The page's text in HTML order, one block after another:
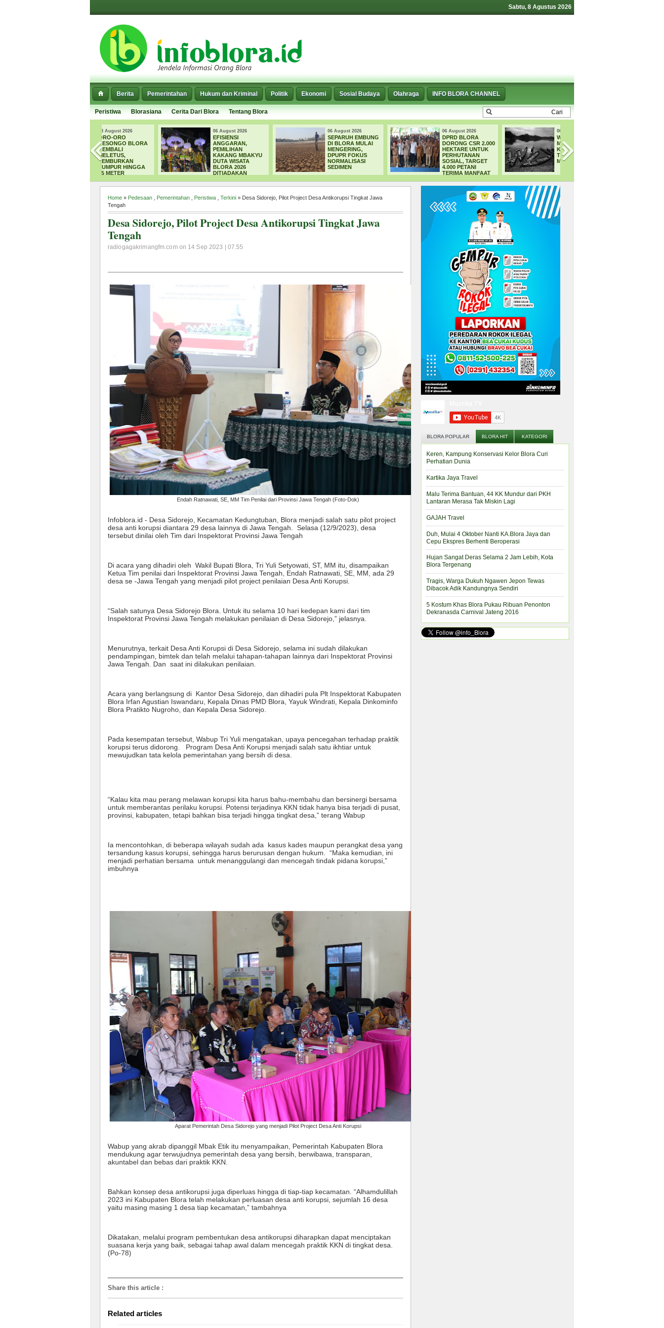
Sabtu, 8 Agustus 2026
Berita Pemerintahan Hukum dan Kriminal Politik Ekonomi Sosial Budaya Olahraga INFO BLORA CHANNEL
Peristiwa Blorasiana Cerita Dari Blora Tentang Blora
06 August 2026
EFISIENSI
ANGGARAN,
PEMILIHAN
KAKANG MBAKYU
DUTA WISATA
BLORA 2026
DITIADAKAN
SEPARUH EMBUNG
DI BLORA MULAI
MENGERING,
DPUPR FOKUS
NORMALISASI
SEDIMEN
06 August 2026
DPRD BLORA
DORONG CSR 2.000
HEKTARE UNTUK
PERHUTANAN
SOSIAL, TARGET
4.000 PETANI
TERIMA MANFAAT
06 August 2026
WADUK GRENENG
MENELAN
KORBAN, PELAJAR
TEWAS SAAT
MENCARI IKAN
Home » Pedesaan Pemerintahan Peristiwa Terkini » Desa Sidorejo, Pilot Project Desa Antikorupsi Tingkat Jawa
Tengah
Desa Sidorejo, Pilot Project Desa Antikorupsi Tingkat Jawa
Tengah
radiogagakrimangfm.com on 14 Sep 2023 | 07.55
Endah Ratnawati, SE, MM Tim Penilai dari Provinsi Jawa Tengah (Foto-Dok)
Infoblora.id - Desa Sidorejo, Kecamatan Kedungtuban, Blora menjadi salah satu pilot project
desa anti korupsi diantara 29 desa lainnya di Jawa Tengah. Selasa (12/9/2023), desa
tersebut dinilai oleh Tim dari Inspektorat Provinsi Jawa Tengah
Di acara yang dihadiri oleh Wakil Bupati Blora, Tri Yuli Setyowati, ST, MM itu, disampaikan
Ketua Tim penilai dari Inspektorat Provinsi Jawa Tengah, Endah Ratnawati, SE, MM, ada 29
desa se -Jawa Tengah yang menjadi pilot project penilaian Desa Anti Korupsi.
“Salah satunya Desa Sidorejo Blora. Untuk itu selama 10 hari kedepan kami dari tim
Inspektorat Provinsi Jawa Tengah melakukan penilaian di Desa Sidorejo,” jelasnya.
Menurutnya, terkait Desa Anti Korupsi di Desa Sidorejo, selama ini sudah dilakukan
pendampingan, bimtek dan telah melalui tahapan-tahapan lainnya dari Inspektorat Provinsi
Jawa Tengah. Dan saat ini dilakukan penilaian.
Acara yang berlangsung di Kantor Desa Sidorejo, dan dihadiri pula Plt Inspektorat Kabupaten
Blora Irfan Agustian Iswandaru, Kepala Dinas PMD Blora, Yayuk Windrati, Kepala Dinkominfo
Blora Pratikto Nugroho, dan Kepala Desa Sidorejo.
Pada kesempatan tersebut, Wabup Tri Yuli mengatakan, upaya pencegahan terhadap praktik
korupsi terus didorong. Program Desa Anti Korupsi menjadi salah satu ikhtiar untuk
mewujudkan tata kelola pemerintahan yang bersih di desa.
“Kalau kita mau perang melawan korupsi kita harus bahu-membahu dan bersinergi bersama
untuk memberantas perilaku korupsi. Potensi terjadinya KKN tidak hanya bisa terjadi di pusat,
provinsi, kabupaten, tetapi bahkan bisa terjadi hingga tingkat desa,” terang Wabup
Ia mencontohkan, di beberapa wilayah sudah ada kasus kades maupun perangkat desa yang
tersandung kasus korupsi, sehingga harus berurusan dengan hukum. “Maka kemudian, ini
menjadi perhatian bersama untuk menanggulangi dan mencegah tindak pidana korupsi,”
imbuhnya
Aparat Pemerintah Desa Sidorejo yang menjadi Pilot Project Desa Anti Korupsi
Wabup yang akrab dipanggil Mbak Etik itu menyampaikan, Pemerintah Kabupaten Blora
mendukung agar terwujudnya pemerintah desa yang bersih, berwibawa, transparan,
akuntabel dan bebas dari praktik KKN.
Bahkan konsep desa antikorupsi juga diperluas hingga di tiap-tiap kecamatan. “Alhamdulillah
2023 ini Kabupaten Blora telah melakukan perluasan desa anti korupsi, sejumlah 16 desa
yaitu masing masing 1 desa tiap kecamatan,” tambahnya
Dikatakan, melalui program pembentukan desa antikorupsi diharapkan dapat menciptakan
suasana kerja yang baik, sebagai tahap awal dalam mencegah praktik KKN di tingkat desa.
(Po-78)
Share this article :
Related articles
BLORA POPULAR BLORA HIT KATEGORI
Keren, Kampung Konservasi Kelor Blora Curi
Perhatian Dunia
Kartika Jaya Travel
Malu Terima Bantuan, 44 KK Mundur dari PKH
Lantaran Merasa Tak Miskin Lagi
GAJAH Travel
Duh, Mulai 4 Oktober Nanti KA.Blora Jaya dan
Cepu Ekspres Berhenti Beroperasi
Hujan Sangat Deras Selama 2 Jam Lebih, Kota
Blora Tergenang
Tragis, Warga Dukuh Ngawen Jepon Tewas
Dibacok Adik Kandungnya Sendiri
5 Kostum Khas Blora Pukau Ribuan Penonton
Dekranasda Carnival Jateng 2016